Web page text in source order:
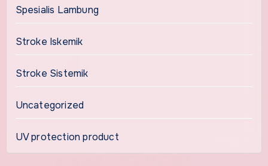
Spesialis Lambung
Stroke Iskemik
Stroke Sistemik
Uncategorized
UV protection product